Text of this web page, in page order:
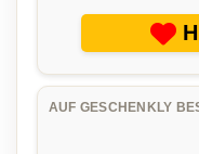
AUF GESCHENKLY